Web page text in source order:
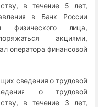
в течение 5 лет,
в Банк России
физического лица,
акциями,
оператора финансовой
сведения о трудовой
о трудовой
в течение 3 лет,